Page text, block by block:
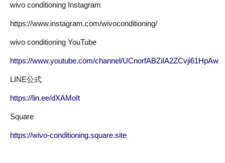
wivo conditioning Instagram
https://www.instagram.com/wivoconditioning/
wivo conditioning YouTube
https://www.youtube.com/channel/UCnorfABZiIA2ZCvji61HpAw
LINE公式
https://lin.ee/dXAMoIt
Square
https://wivo-conditioning.square.site